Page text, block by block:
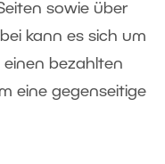
sowie über
kann es sich um
bezahlten
eine gegenseitige